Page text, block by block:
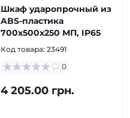
Шкаф ударопрочный из
ABS-пластика
700х500х250 МП, IP65
Код товара: 23491
0
4 205.00 грн.